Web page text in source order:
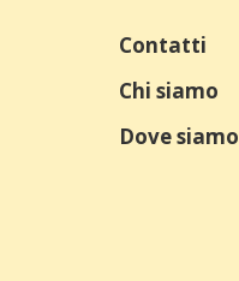
Contatti
Chi siamo
Dove siamo